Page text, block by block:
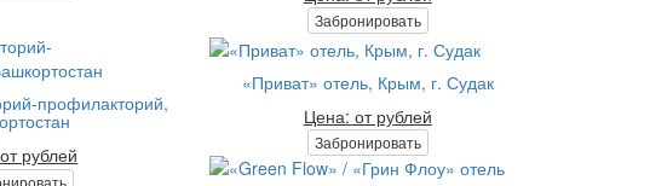
Забронировать
профилакторий,
рублей
«Приват» отель, Крым, г. Судак
Цена: от рублей
Забронировать